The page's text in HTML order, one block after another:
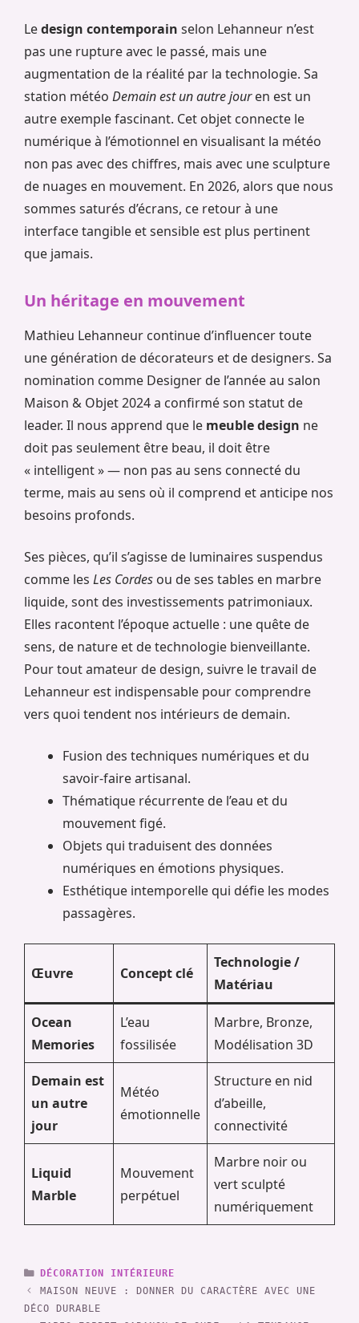
Ledesign contemporain selon Lehanneur n’est
pas une rupture avec le passé, mais une
augmentation de la réalité par la technologie. Sa
station météo Demain est un autre jouren est un
autre exemple fascinant. Cet objet connecte le
numérique à l’émotionnel en visualisant la météo
non pas avec des chiffres, mais avec une sculpture
de nuages en mouvement. En 2026, alors que nous
sommes saturés d’écrans, ce retour à une
interface tangible et sensible est plus pertinent
que jamais.
Un héritage en mouvement
Mathieu Lehanneur continue d’influencer toute
une génération de décorateurs et de designers. Sa
nomination comme Designer de l’année au salon
Maison & Objet 2024 a confirmé son statut de
leader. Il nous apprend que le meuble design ne
doit pas seulement être beau, il doit être
« intelligent » — non pas au sens connecté du
terme, mais au sens où il comprend et anticipe nos
besoins profonds.
Ses pièces, qu’il s’agisse de luminaires suspendus
comme les Les Cordes ou de ses tables en marbre
liquide, sont des investissements patrimoniaux.
Elles racontent l’époque actuelle : une quête de
sens, de nature et de technologie bienveillante.
Pour tout amateur de design, suivre le travail de
Lehanneur est indispensable pour comprendre
vers quoi tendent nos intérieurs de demain.
Fusion des techniques numériques et du
savoir-faire artisanal.
Thématique récurrente de l’eau et du
mouvement figé.
Objets qui traduisent des données
numériques en émotions physiques.
Esthétique intemporelle qui défie les modes
passagères.
Œuvre Concept clé
Technologie /
Matériau
Ocean
Memories
L’eau
fossilisée
Marbre, Bronze,
Modélisation 3D
Demain est
un autre
jour
Météo
émotionnelle
Structure en nid
d’abeille,
connectivité
Liquid
Marble
Mouvement
perpétuel
Marbre noir ou
vert sculpté
numériquement
CATÉGORIES
DÉCORATION INTÉRIEURE
MAISON NEUVE : DONNER DU CARACTÈRE AVEC UNE
DÉCO DURABLE